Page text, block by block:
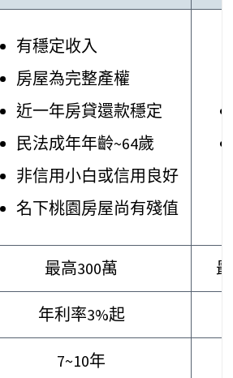
有穩定收入
房屋為完整產權
近一年房貸還款穩定
民法成年年齡~64歲
非信用小白或信用良好
名下桃園房屋尚有殘值
最高300萬
年利率3%起
7~10年